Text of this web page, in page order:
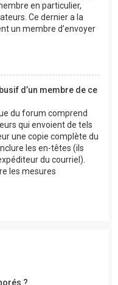
en particulier,
Ce dernier a la
un membre d’envoyer
d’un membre de ce
du forum comprend
qui envoient de tels
une copie complète du
les en-têtes (ils
du courriel).
les mesures
?